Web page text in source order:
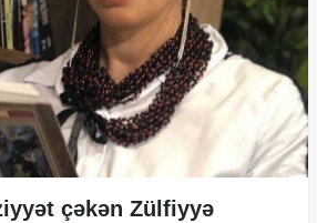
çəkən Zülfiyyə